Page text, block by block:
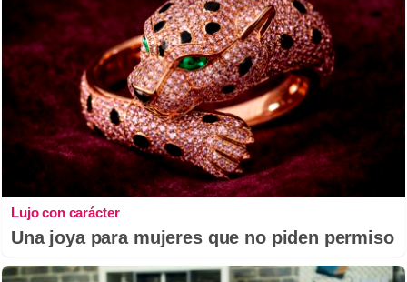
Lujo con carácter
Una joya para mujeres que no piden permiso